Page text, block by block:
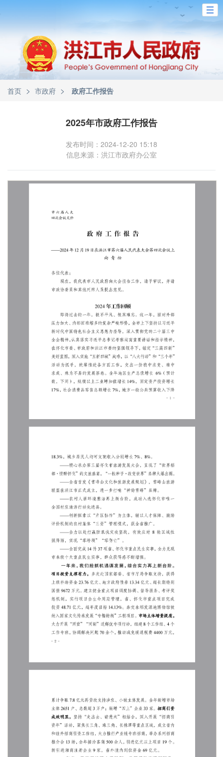
首页 > 市政府 > 政府工作报告
2025年市政府工作报告
发布时间：2024-12-20 15:18
信息来源：洪江市政府办公室